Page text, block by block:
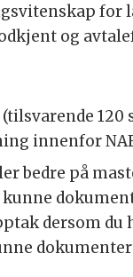
og
innenfor
bedre på
dersom